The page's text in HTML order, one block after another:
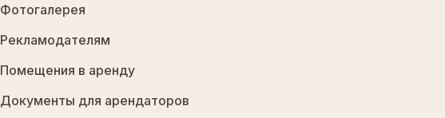
Фотогалерея
Рекламодателям
Помещения в аренду
Документы для арендаторов